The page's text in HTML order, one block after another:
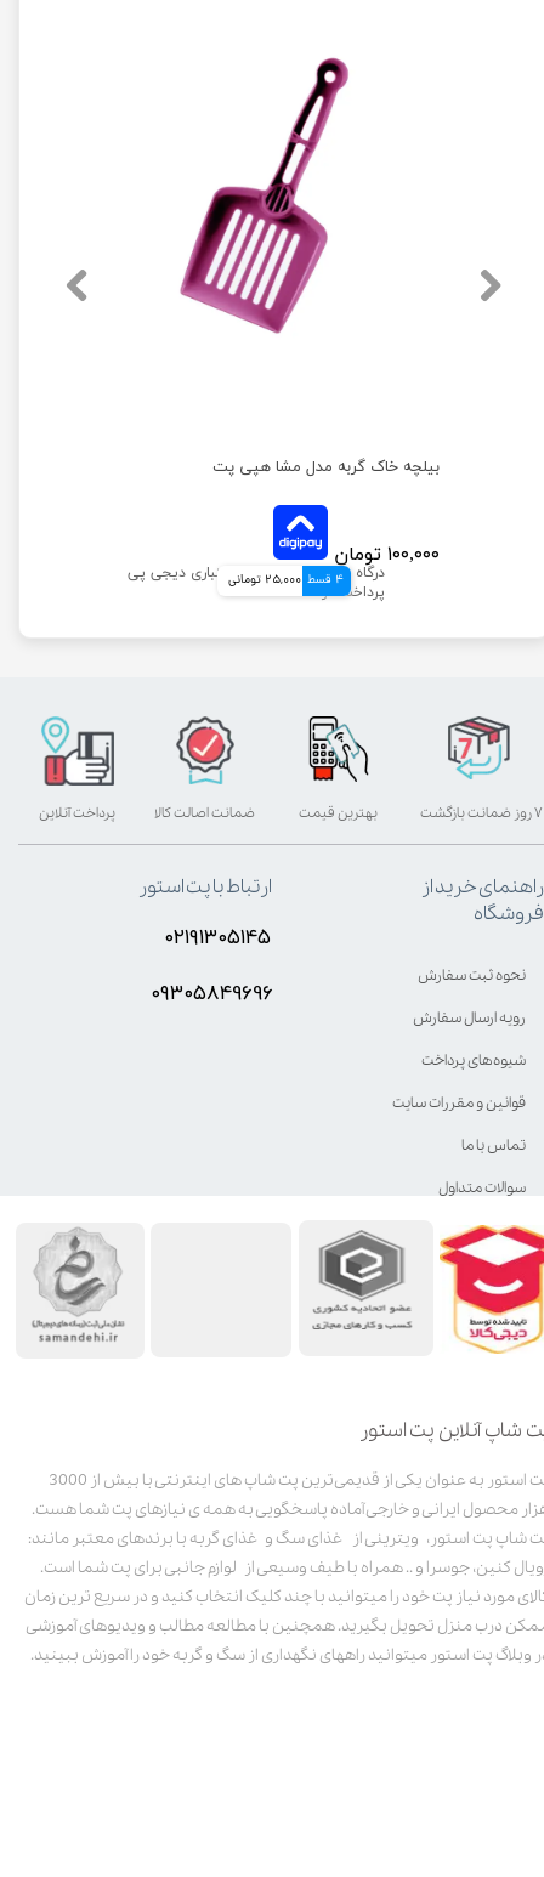
بیلچه خاک گربه مدل مشا هپی پت
۱۰۰,۰۰۰ تومان
4 قسط 25,000 تومانی
شاپ آنلاین پت استور
پت استور به عنوان یکی از قدیمی‌ترین پت شاپ های اینترنتی با بیش از 3000
محصول ایرانی و خارجی آماده پاسخگویی به همه ی نیازهای پت شما هست.
شاپ پت استور، ویترینی از غذای سگ و غذای گربه با برندهای معتبر مانند:
کنین، جوسرا و .. همراه با طیف وسیعی از لوازم جانبی برای پت شما است.
مورد نیاز پت خود را میتوانید با چند کلیک انتخاب کنید و در سریع ترین زمان
درب منزل تحویل بگیرید. همچنین با مطالعه مطالب و ویدیوهای آموزشی
وبلاگ پت استور میتوانید راههای نگهداری از سگ و گربه خود را آموزش ببینید.
بهترین قیمت پرداخت آنلاین ۷ روز ضمانت بازگشت ضمانت اصالت کالا
راهنمای خرید از
فروشگاه
نحوه ثبت سفارش
رویه ارسال سفارش
شیوه‌های پرداخت
قوانین و مقررات سایت
تماس با ما
سوالات متداول
ارتباط با پت استور
۰۲۱۹۱۳۰۵۱۴۵
۰۹۳۰۵8۴9696